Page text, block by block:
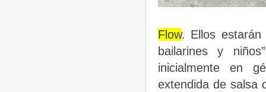
Flow. Ellos estarán
bailarines y
inicialmente en
extendida de salsa